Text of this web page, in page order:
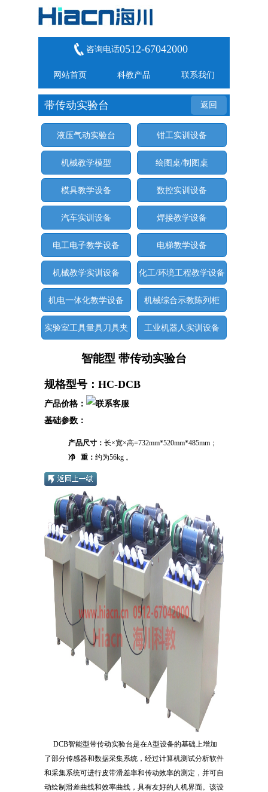
咨询电话0512-67042000
网站首页 科教产品 联系我们
返回
带传动实验台
液压气动实验台 钳工实训设备
机械教学模型 绘图桌/制图桌
模具教学设备 数控实训设备
汽车实训设备 焊接教学设备
电工电子教学设备 电梯教学设备
机械教学实训设备 化工/环境工程教学设备
机电一体化教学设备 机械综合示教陈列柜
实验室工具量具刀具夹
具
工业机器人实训设备
智能型 带传动实验台
规格型号：HC-DCB
产品价格：
基础参数：
产品尺寸： 长×宽×高=732mm*520mm*485mm；
净 重： 约为56kg 。
DCB智能型带传动实验台是在A型设备的基础上增加
了部分传感器和数据采集系统，经过计算机测试分析软件
和采集系统可进行皮带滑差率和传动效率的测定，并可自
动绘制滑差曲线和效率曲线，具有友好的人机界面。该设